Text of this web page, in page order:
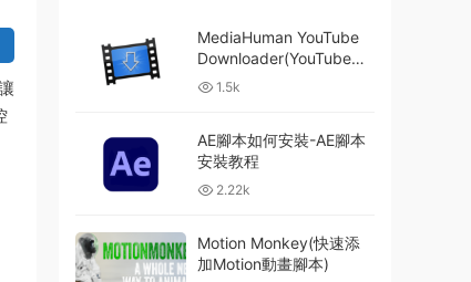
MediaHuman YouTube
Downloader(YouTube視
頻下載)
1.5k
AE腳本如何安裝-AE腳本
安裝教程
2.22k
Motion Monkey(快速添
加Motion動畫腳本)